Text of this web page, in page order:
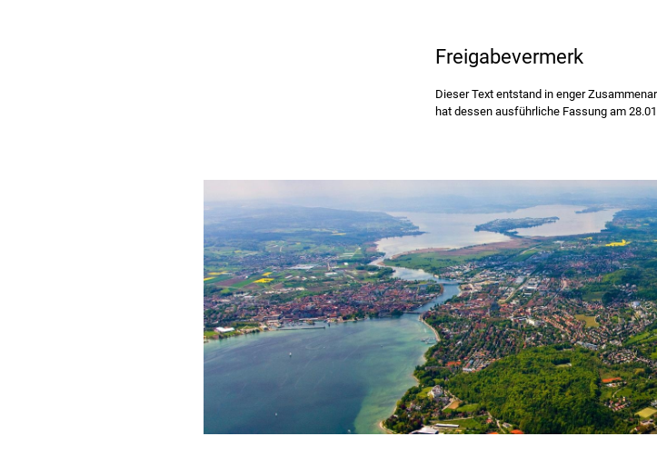
Freigabevermerk
Dieser Text entstand in enger
hat dessen ausführliche Fassung am